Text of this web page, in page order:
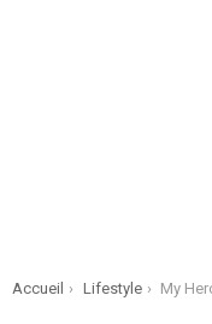
You are here:
Accueil Lifestyle My Hero